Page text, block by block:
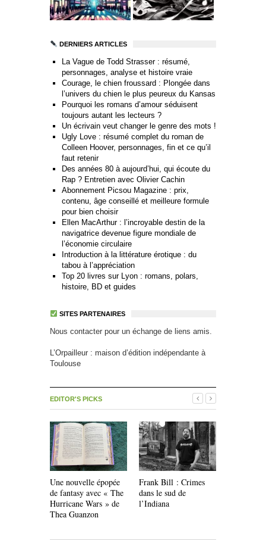
DERNIERS ARTICLES
La Vague de Todd Strasser : résumé,
personnages, analyse et histoire vraie
Courage, le chien froussard : Plongée dans
l’univers du chien le plus peureux du Kansas
Pourquoi les romans d’amour séduisent
toujours autant les lecteurs ?
Un écrivain veut changer le genre des mots !
Ugly Love : résumé complet du roman de
Colleen Hoover, personnages, fin et ce qu’il
faut retenir
Des années 80 à aujourd’hui, qui écoute du
Rap ? Entretien avec Olivier Cachin
Abonnement Picsou Magazine : prix,
contenu, âge conseillé et meilleure formule
pour bien choisir
Ellen MacArthur : l’incroyable destin de la
navigatrice devenue figure mondiale de
l’économie circulaire
Introduction à la littérature érotique : du
tabou à l’appréciation
Top 20 livres sur Lyon : romans, polars,
histoire, BD et guides
SITES PARTENAIRES
Nous contacter pour un échange de liens amis.
L’Orpailleur : maison d’édition indépendante à
Toulouse
EDITOR'S PICKS
Une nouvelle épopée
de fantasy avec « The
Hurricane Wars » de
Thea Guanzon
Frank Bill : Crimes
dans le sud de
l’Indiana